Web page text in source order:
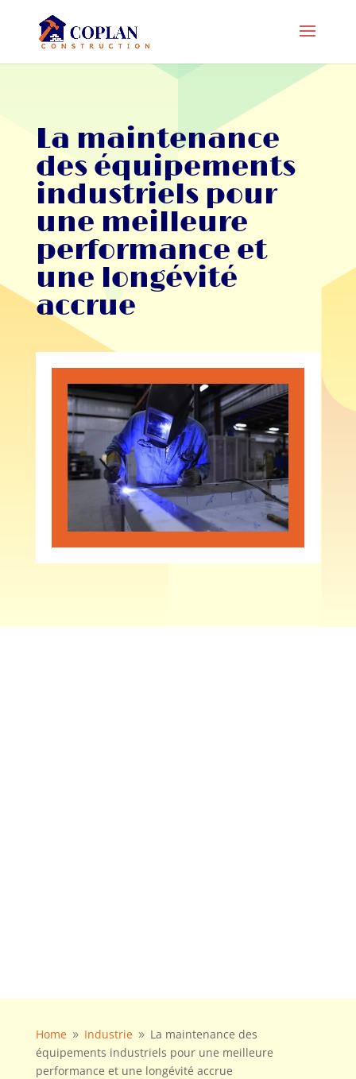
La maintenance
des équipements
industriels pour
une meilleure
performance et
une longévité
accrue
Home 9 Industrie 9 La maintenance des
équipements industriels pour une meilleure
performance et une longévité accrue